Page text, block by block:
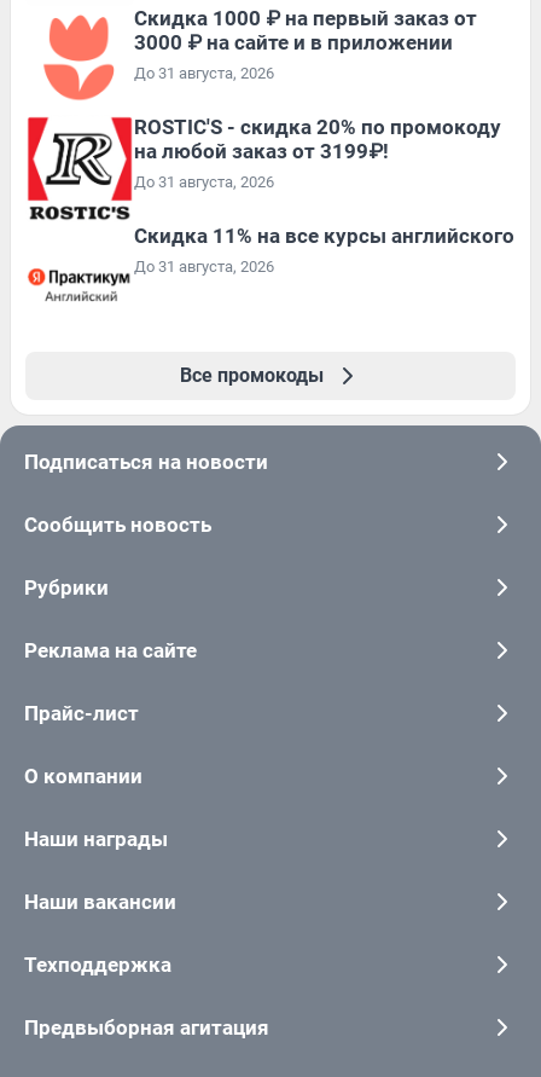
Скидка 1000 ₽ на первый заказ от
3000 ₽ на сайте и в приложении
До 31 августа, 2026
ROSTIC'S - скидка 20% по промокоду
на любой заказ от 3199₽!
До 31 августа, 2026
Скидка 11% на все курсы английского
До 31 августа, 2026
Все промокоды
Подписаться на новости
Сообщить новость
Рубрики
Реклама на сайте
Прайс-лист
О компании
Наши награды
Наши вакансии
Техподдержка
Предвыборная агитация